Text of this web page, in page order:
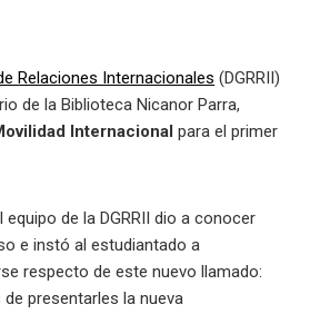
Relaciones Internacionales (DGRRII)
de la Biblioteca Nicanor Parra,
Internacional para el primer
equipo de la DGRRII dio a conocer
e instó al estudiantado a
respecto de este nuevo llamado:
presentarles la nueva